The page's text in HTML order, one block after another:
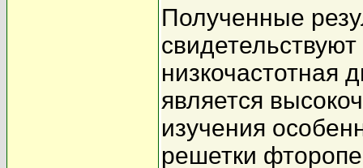
Полученные
низкочастотная
является
изучения
решетки